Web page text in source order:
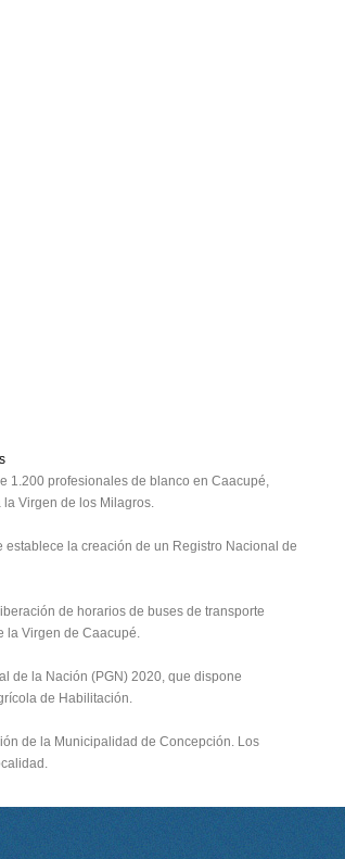
1.200 profesionales de blanco en Caacupé,
Virgen de los Milagros.
la creación de un Registro Nacional de
de horarios de buses de transporte
Virgen de Caacupé.
de la Nación (PGN) 2020, que dispone
de Habilitación.
de la Municipalidad de Concepción. Los